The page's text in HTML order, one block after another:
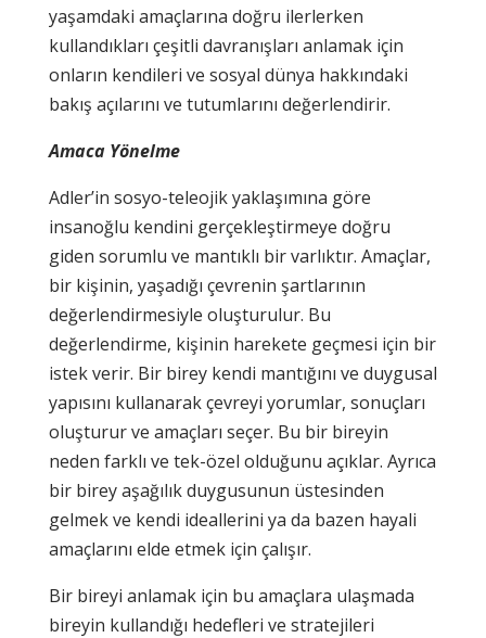
yaşamdaki amaçlarına doğru ilerlerken
kullandıkları çeşitli davranışları anlamak için
onların kendileri ve sosyal dünya hakkındaki
bakış açılarını ve tutumlarını değerlendirir.
Amaca Yönelme
Adler’in sosyo-teleojik yaklaşımına göre
insanoğlu kendini gerçekleştirmeye doğru
giden sorumlu ve mantıklı bir varlıktır. Amaçlar,
bir kişinin, yaşadığı çevrenin şartlarının
değerlendirmesiyle oluşturulur. Bu
değerlendirme, kişinin harekete geçmesi için bir
istek verir. Bir birey kendi mantığını ve duygusal
yapısını kullanarak çevreyi yorumlar, sonuçları
oluşturur ve amaçları seçer. Bu bir bireyin
neden farklı ve tek-özel olduğunu açıklar. Ayrıca
bir birey aşağılık duygusunun üstesinden
gelmek ve kendi ideallerini ya da bazen hayali
amaçlarını elde etmek için çalışır.
Bir bireyi anlamak için bu amaçlara ulaşmada
bireyin kullandığı hedefleri ve stratejileri